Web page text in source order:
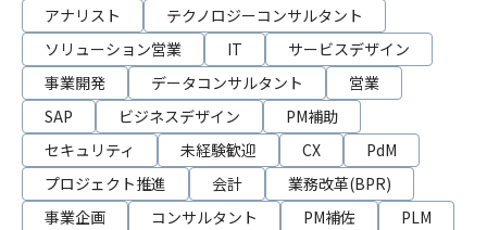
アナリスト
テクノロジーコンサルタント
ソリューション営業
IT
サービスデザイン
事業開発
データコンサルタント
営業
SAP
ビジネスデザイン
PM補助
セキュリティ
未経験歓迎 CX
PdM
プロジェクト推進
会計
業務改革(BPR)
事業企画
コンサルタント PM補佐
PLM